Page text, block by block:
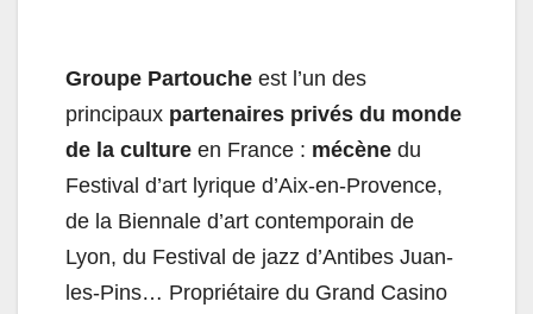
Groupe Partouche est l’un des
principaux partenaires privés du monde
de la culture en France : mécène du
Festival d’art lyrique d’Aix-en-Provence,
de la Biennale d’art contemporain de
Lyon, du Festival de jazz d’Antibes Juan-
les-Pins… Propriétaire du Grand Casino